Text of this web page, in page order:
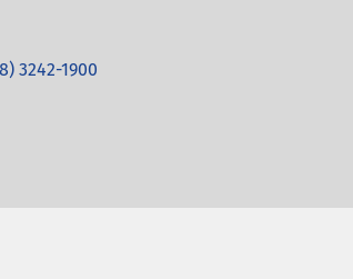
3242-1900